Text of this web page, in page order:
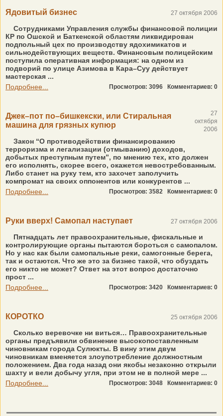
Ядовитый бизнес 27 октября 2006
Сотрудниками Управления службы финансовой полиции
КР по Ошской и Баткенской областям ликвидирован
подпольный цех по производству ядохимикатов и
сильнодействующих веществ. Финансовым полицейским
поступила оперативная информация: на одном из
подворий по улице Азимова в Кара–Суу действует
мастерская ...
Подробнее...
Просмотров: 3096 Комментариев: 0
Джек–пот по–бишкекски, или Стиральная
машина для грязных купюр
27
октября
2006
Закон “О противодействии финансированию
терроризма и легализации (отмыванию) доходов,
добытых преступным путем”, по мнению тех, кто должен
его исполнять, скорее всего, окажется невостребованным.
Либо станет на руку тем, кто захочет заполучить
компромат на своих оппонентов или конкурентов ...
Подробнее...
Просмотров: 3582 Комментариев: 0
Руки вверх! Самопал наступает 27 октября 2006
Пятнадцать лет правоохранительные, фискальные и
контролирующие органы пытаются бороться с самопалом.
Но у нас как были самопальные реки, самогонные берега,
так и остаются. Что же это за бизнес такой, что обуздать
его никто не может? Ответ на этот вопрос достаточно
прост ...
Подробнее...
Просмотров: 3420 Комментариев: 0
КОРОТКО 25 октября 2006
Сколько веревочке ни виться… Правоохранительные
органы предъявили обвинение высокопоставленным
чиновникам города Сулюкты. В вину этим двум
чиновникам вменяется злоупотребление должностным
положением. Два года назад они якобы незаконно открыли
шахту и вели добычу угля, при этом не в полной мере ...
Подробнее...
Просмотров: 3048 Комментариев: 0